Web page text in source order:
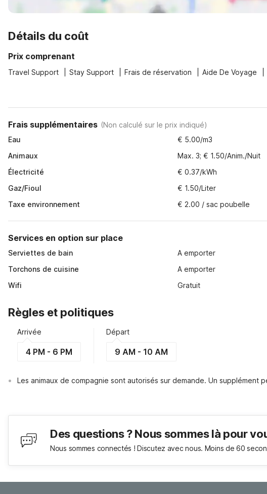
Détails du coût
Prix comprenant
Travel Support Stay Support Frais de réservation Aide De Voyage
Frais supplémentaires (Non calculé sur le prix indiqué)
Eau
€ 5.00/m3
Animaux
Max. 3; € 1.50/Anim./Nuit
Électricité
€ 0.37/kWh
Gaz/Fioul
€ 1.50/Liter
Taxe environnement
€ 2.00 / sac poubelle
Services en option sur place
Serviettes de bain
A emporter
Torchons de cuisine
A emporter
Wifi
Gratuit
Règles et politiques
Arrivée
4 PM - 6 PM
Départ
9 AM - 10 AM
Les animaux de compagnie sont autorisés sur demande. Un supplément
Des questions ? Nous sommes là pour
Nous sommes connectés ! Discutez avec nous. Moins de 60